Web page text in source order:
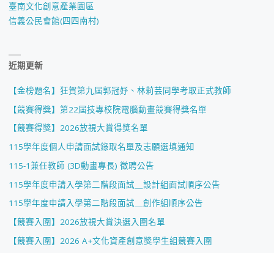
臺南文化創意產業園區
信義公民會館(四四南村)
近期更新
【金榜題名】狂賀第九屆郭冠妤、林莉芸同學考取正式教師
【競賽得獎】第22屆技專校院電腦動畫競賽得獎名單
【競賽得獎】2026放視大賞得獎名單
115學年度個人申請面試錄取名單及志願選填通知
115-1兼任教師 (3D動畫專長) 徵聘公告
115學年度申請入學第二階段面試＿設計組面試順序公告
115學年度申請入學第二階段面試＿創作組順序公告
【競賽入圍】2026放視大賞決選入圍名單
【競賽入圍】2026 A+文化資產創意獎學生組競賽入圍